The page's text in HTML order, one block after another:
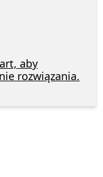
aby
rozwiązania.